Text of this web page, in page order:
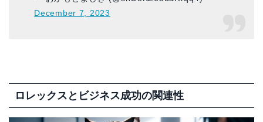
December 7, 2023
ロレックスとビジネス成功の関連性